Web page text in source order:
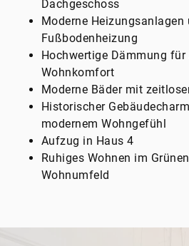
Dachgeschoss
Moderne Heizungsanlagen
Fußbodenheizung
Hochwertige Dämmung
Wohnkomfort
Moderne Bäder mit
Historischer
modernem Wohngefühl
Aufzug in Haus 4
Ruhiges Wohnen im
Wohnumfeld